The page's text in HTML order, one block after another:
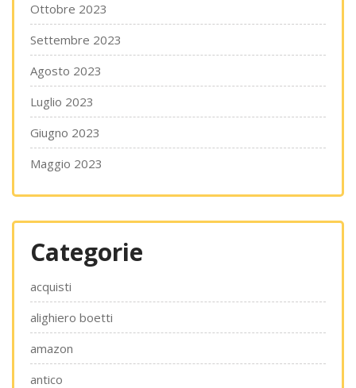
Ottobre 2023
Settembre 2023
Agosto 2023
Luglio 2023
Giugno 2023
Maggio 2023
Categorie
acquisti
alighiero boetti
amazon
antico